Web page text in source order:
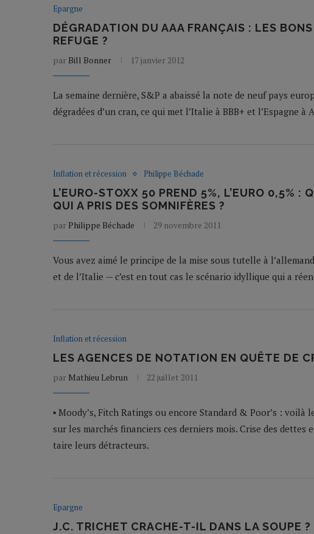
Epargne
DÉGRADATION DU AAA FRANÇAIS : LES
REFUGE ?
par Bill Bonner 17 janvier 2012
La semaine dernière, S&P a abaissé la note de neuf pays
dégradées d’un cran, ce qui met l’Italie à BBB+ et l’Espagne à
Inflation et récession Philippe Béchade
L’EURO-STOXX 50 PREND 5%, L’EURO 0,5% :
QUI A PRIS DES SOMNIFÈRES ?
par Philippe Béchade 29 novembre 2011
Vous avez aimé le principe de la mise sous tutelle à
et de l’Italie — c’est en tout cas le scénario idyllique qui a
Inflation et récession
LES AGENCES DE NOTATION EN QUÊTE DE
par Mathieu Lebrun 22 juillet 2011
▪ Moody’s, Fitch Ratings ou encore Standard & Poor’s :
sur les marchés financiers ces derniers mois. Crise des dettes
taire leurs détracteurs.
Epargne
J.C. TRICHET CRACHE-T-IL DANS LA SOUPE ?